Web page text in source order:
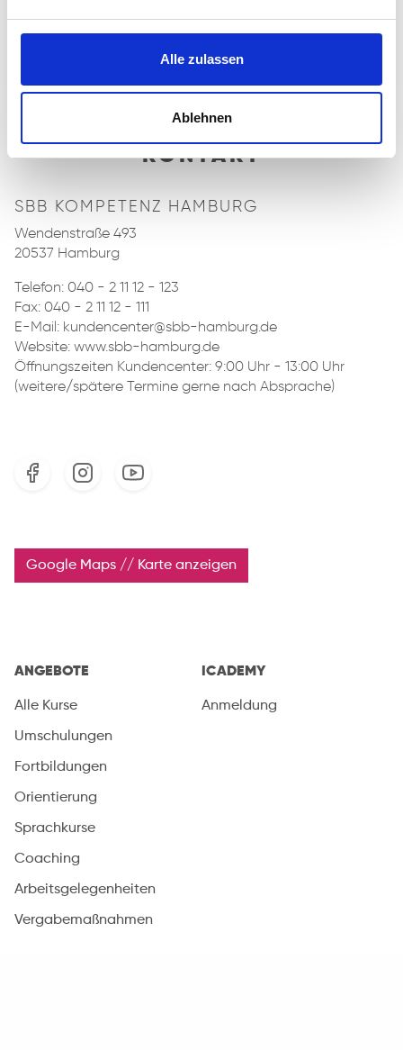
Alle zulassen
Ablehnen
KONTAKT
SBB KOMPETENZ HAMBURG
Wendenstraße 493
20537 Hamburg
Telefon: 040 - 2 11 12 - 123
Fax: 040 - 2 11 12 - 111
E-Mail: kundencenter@sbb-hamburg.de
Website: www.sbb-hamburg.de
Öffnungszeiten Kundencenter: 9:00 Uhr - 13:00 Uhr
(weitere/spätere Termine gerne nach Absprache)
Google Maps // Karte anzeigen
ANGEBOTE
Alle Kurse
Umschulungen
Fortbildungen
Orientierung
Sprachkurse
Coaching
Arbeitsgelegenheiten
Vergabemaßnahmen
ICADEMY
Anmeldung